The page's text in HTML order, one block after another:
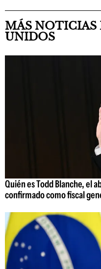
MÁS NOTICIAS
UNIDOS
Quién es Todd Blanche, el
confirmado como fiscal